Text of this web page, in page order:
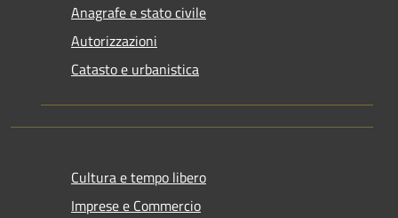
Anagrafe e stato civile
Autorizzazioni
Catasto e urbanistica
Cultura e tempo libero
Imprese e Commercio